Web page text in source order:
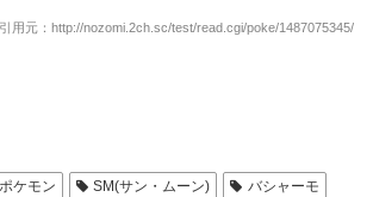
引用元：http://nozomi.2ch.sc/test/read.cgi/poke/1487075345/
ポケモン SM(サン・ムーン) バシャーモ